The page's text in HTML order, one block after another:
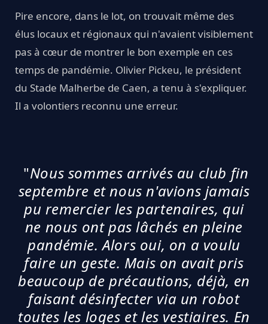
Pire encore, dans le lot, on trouvait même des
élus locaux et régionaux qui n'avaient visiblement
pas à cœur de montrer le bon exemple en ces
temps de pandémie. Olivier Pickeu, le président
du Stade Malherbe de Caen, a tenu à s'expliquer.
Il a volontiers reconnu une erreur.
"Nous sommes arrivés au club fin
septembre et nous n'avions jamais
pu remercier les partenaires, qui
ne nous ont pas lâchés en pleine
pandémie. Alors oui, on a voulu
faire un geste. Mais on avait pris
beaucoup de précautions, déjà, en
faisant désinfecter via un robot
toutes les loges et les vestiaires. En